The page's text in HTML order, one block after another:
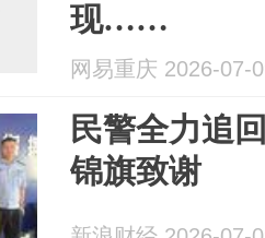
现……
网易重庆 2026-07-
民警全力追
锦旗致谢